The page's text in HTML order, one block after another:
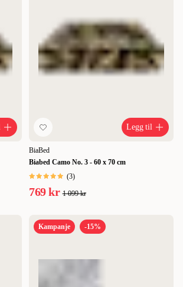
Legg til
BiaBed
Biabed Camo No. 3 - 60 x 70 cm
(3)
769 kr 1 099 kr
Kampanje -15%